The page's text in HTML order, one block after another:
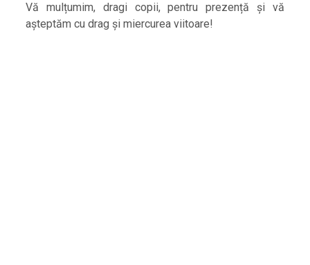
Vă mulțumim, dragi copii, pentru prezență și vă
așteptăm cu drag și miercurea viitoare!